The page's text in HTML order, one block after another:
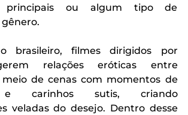
principais ou algum tipo de
brasileiro, filmes dirigidos por
relações eróticas entre
de cenas com momentos de
e carinhos sutis, criando
veladas do desejo. Dentro desse